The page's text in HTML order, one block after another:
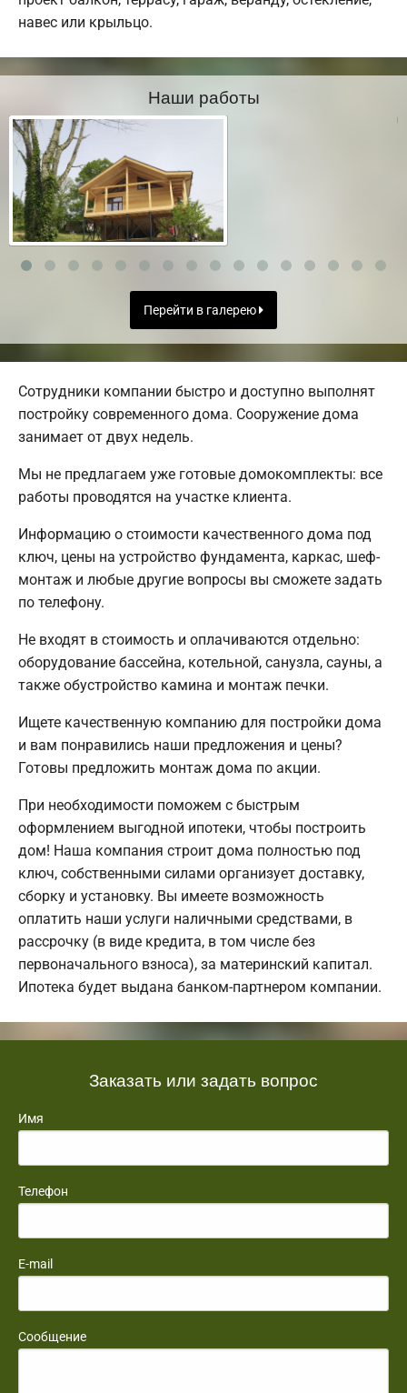
навес или крыльцо.
Наши работы
Перейти в галерею
Сотрудники компании быстро и доступно выполнят
постройку современного дома. Сооружение дома
занимает от двух недель.
Мы не предлагаем уже готовые домокомплекты: все
работы проводятся на участке клиента.
Информацию о стоимости качественного дома под
ключ, цены на устройство фундамента, каркас, шеф-
монтаж и любые другие вопросы вы сможете задать
по телефону.
Не входят в стоимость и оплачиваются отдельно:
оборудование бассейна, котельной, санузла, сауны, а
также обустройство камина и монтаж печки.
Ищете качественную компанию для постройки дома
и вам понравились наши предложения и цены?
Готовы предложить монтаж дома по акции.
При необходимости поможем с быстрым
оформлением выгодной ипотеки, чтобы построить
дом! Наша компания строит дома полностью под
ключ, собственными силами организует доставку,
сборку и установку. Вы имеете возможность
оплатить наши услуги наличными средствами, в
рассрочку (в виде кредита, в том числе без
первоначального взноса), за материнский капитал.
Ипотека будет выдана банком-партнером компании.
Заказать или задать вопрос
Имя
Телефон
E-mail
Сообщение